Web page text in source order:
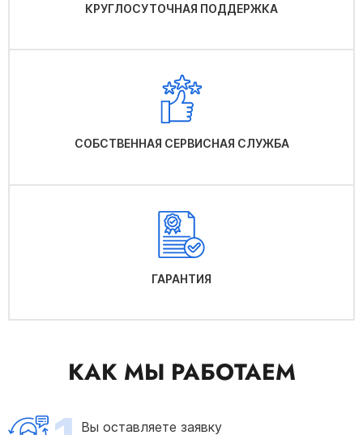
КРУГЛОСУТОЧНАЯ ПОДДЕРЖКА
СОБСТВЕННАЯ СЕРВИСНАЯ СЛУЖБА
ГАРАНТИЯ
КАК МЫ РАБОТАЕМ
Вы оставляете заявку